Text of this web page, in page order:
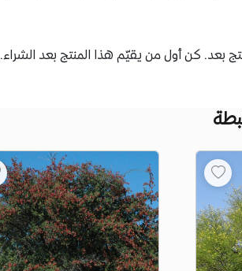
بعد. كن أول من يقيّم هذا المنتج بعد الشراء.